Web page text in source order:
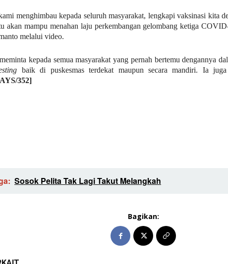
menghimbau kepada seluruh masyarakat, lengkapi vaksinasi kita
akan mampu menahan laju perkembangan gelombang ketiga
melalui video.
kepada semua masyarakat yang pernah bertemu dengannya
baik di puskesmas terdekat maupun secara mandiri. Ia
352]
Sosok Pelita Tak Lagi Takut Melangkah
Bagikan: